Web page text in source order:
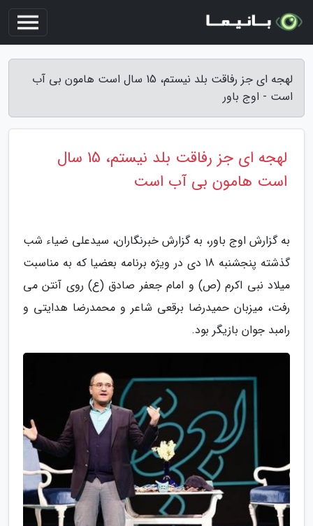
لهجه ای جز رفاقت بلد نیستم، 15 سال است هامون بی آب
است - اوج باور
لهجه ای جز رفاقت بلد نیستم، 15 سال
است هامون بی آب است
به گزارش اوج باور، به گزارش خبرنگاران، سیدعلی ضیاء شب
گذشته پنجشنبه 18 دی در ویژه برنامه بعضیا که به مناسبت
میلاد نبی اکرم (ص) و امام جعفر صادق (ع) روی آنتن می
رفت، میزبان حمیدرضا برقعی شاعر و محمدرضا هدایتی و
رامبد جوان بازیگر بود.